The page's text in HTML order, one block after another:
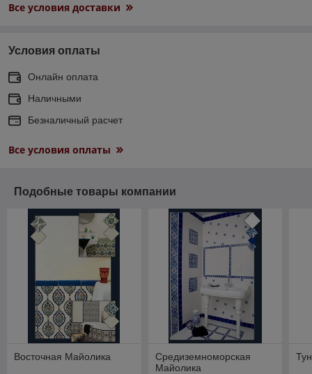
Все условия доставки
Условия оплаты
Онлайн оплата
Наличными
Безналичный расчет
Все условия оплаты
Подобные товары компании
Восточная Майолика
Средиземноморская
Майолика